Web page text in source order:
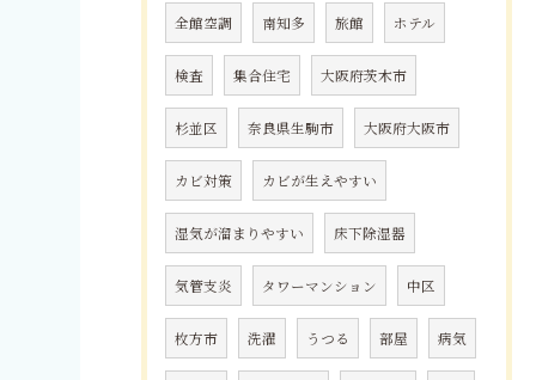
全館空調 南知多 旅館 ホテル
検査 集合住宅 大阪府茨木市
杉並区 奈良県生駒市 大阪府大阪市
カビ対策 カビが生えやすい
湿気が溜まりやすい 床下除湿器
気管支炎 タワーマンション 中区
枚方市 洗濯 うつる 部屋 病気